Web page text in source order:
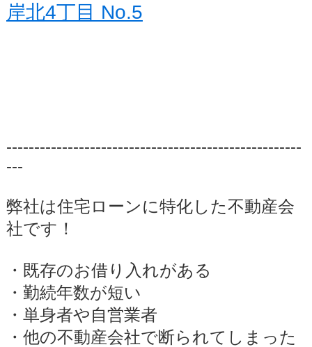
岸北4丁目 No.5
-----------------------------------------------------
---
弊社は住宅ローンに特化した不動産会
社です！
・既存のお借り入れがある
・勤続年数が短い
・単身者や自営業者
・他の不動産会社で断られてしまった